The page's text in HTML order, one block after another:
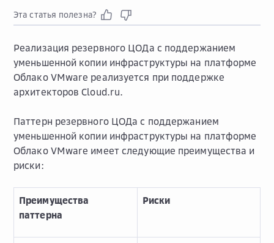
Эта статья полезна?
Реализация резервного ЦОДа с поддержанием
уменьшенной копии инфраструктуры на платформе
Облако VMware реализуется при поддержке
архитекторов Cloud.ru.
Паттерн резервного ЦОДа с поддержанием
уменьшенной копии инфраструктуры на платформе
Облако VMware имеет следующие преимущества и
риски:
Преимущества
паттерна
Риски